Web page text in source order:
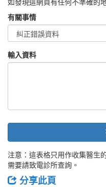
有關事情
輸入資料
注意：這表格只用作收集醫生
需要請致電診所查詢。
分享此頁